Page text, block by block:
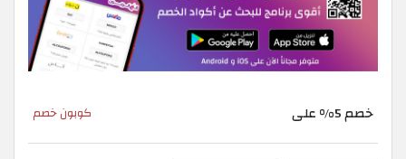
خصم 5% على كوبون خصم